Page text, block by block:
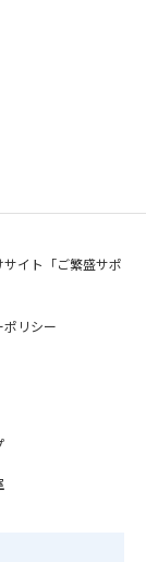
イト「ご繁盛サポ
ポリシー